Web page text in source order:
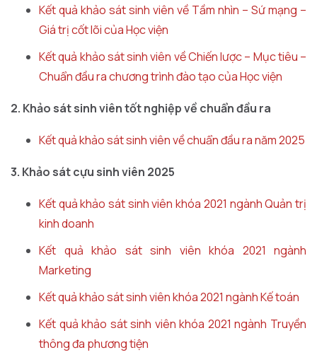
Kết quả khảo sát sinh viên về Tầm nhìn – Sứ mạng –
Giá trị cốt lõi của Học viện
Kết quả khảo sát sinh viên về Chiến lược – Mục tiêu –
Chuẩn đầu ra chương trình đào tạo của Học viện
2. Khảo sát sinh viên tốt nghiệp về chuẩn đầu ra
Kết quả khảo sát sinh viên về chuẩn đầu ra năm 2025
3. Khảo sát cựu sinh viên 2025
Kết quả khảo sát sinh viên khóa 2021 ngành Quản trị
kinh doanh
Kết quả khảo sát sinh viên khóa 2021 ngành
Marketing
Kết quả khảo sát sinh viên khóa 2021 ngành Kế toán
Kết quả khảo sát sinh viên khóa 2021 ngành Truyền
thông đa phương tiện